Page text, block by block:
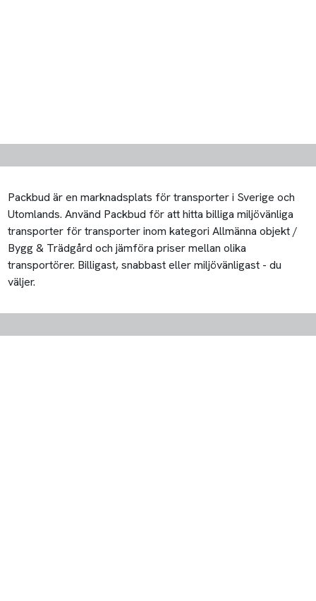
Packbud är en marknadsplats för transporter i Sverige och
Utomlands. Använd Packbud för att hitta billiga miljövänliga
transporter för transporter inom kategori Allmänna objekt /
Bygg & Trädgård och jämföra priser mellan olika
transportörer. Billigast, snabbast eller miljövänligast - du
väljer.